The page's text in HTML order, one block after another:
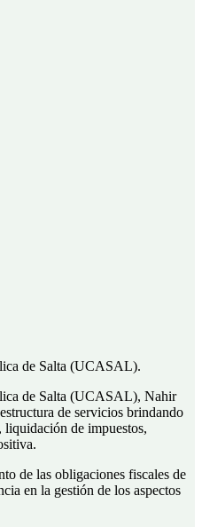
de Salta (UCASAL).
de Salta (UCASAL), Nahir
de servicios brindando
de impuestos,
de las obligaciones fiscales de
en la gestión de los aspectos